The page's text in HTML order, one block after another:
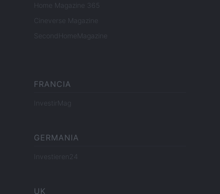
Home Magazine 365
Cineverse Magazine
SecondHomeMagazine
FRANCIA
InvestirMag
GERMANIA
Investieren24
UK